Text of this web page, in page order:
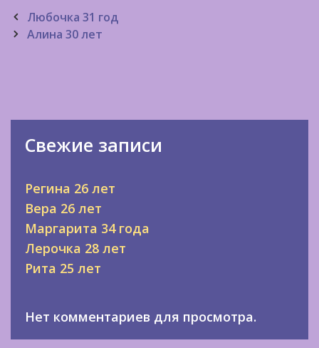
Post
navigation
Любочка 31 год
Алина 30 лет
Свежие записи
Регина 26 лет
Вера 26 лет
Маргарита 34 года
Лерочка 28 лет
Рита 25 лет
Нет комментариев для просмотра.